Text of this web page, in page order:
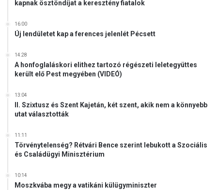
kapnak ösztöndíjat a keresztény fiatalok
16:00
Új lendületet kap a ferences jelenlét Pécsett
14:28
A honfoglaláskori elithez tartozó régészeti leletegyüttes
került elő Pest megyében (VIDEÓ)
13:04
II. Szixtusz és Szent Kajetán, két szent, akik nem a könnyebb
utat választották
11:11
Törvénytelenség? Rétvári Bence szerint lebukott a Szociális
és Családügyi Minisztérium
10:14
Moszkvába megy a vatikáni külügyminiszter